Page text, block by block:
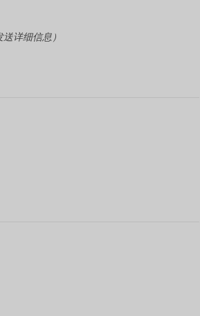
详细信息）